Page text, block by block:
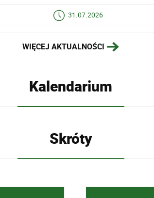
31.07.2026
WIĘCEJ AKTUALNOŚCI
Kalendarium
Skróty